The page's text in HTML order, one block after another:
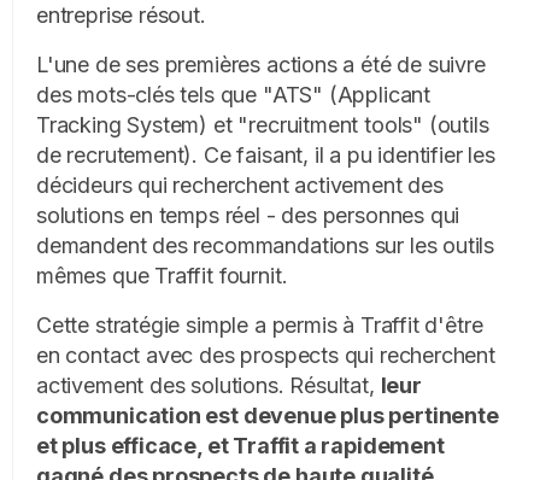
entreprise résout.
L'une de ses premières actions a été de suivre
des mots-clés tels que "ATS" (Applicant
Tracking System) et "recruitment tools" (outils
de recrutement). Ce faisant, il a pu identifier les
décideurs qui recherchent activement des
solutions en temps réel - des personnes qui
demandent des recommandations sur les outils
mêmes que Traffit fournit.
Cette stratégie simple a permis à Traffit d'être
en contact avec des prospects qui recherchent
activement des solutions. Résultat, leur
communication est devenue plus pertinente
et plus efficace, et Traffit a rapidement